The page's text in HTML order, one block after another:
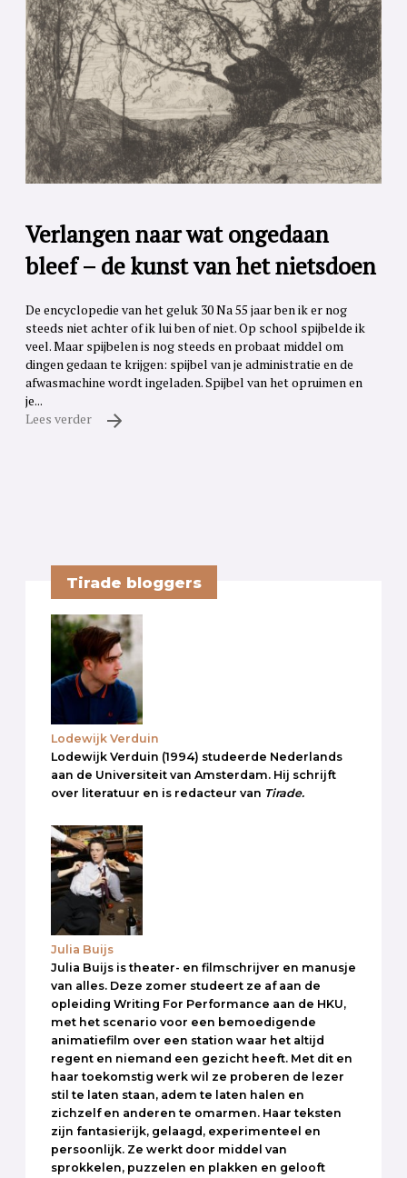
Verlangen naar wat ongedaan
bleef – de kunst van het nietsdoen
De encyclopedie van het geluk 30 Na 55 jaar ben ik er nog
steeds niet achter of ik lui ben of niet. Op school spijbelde ik
veel. Maar spijbelen is nog steeds en probaat middel om
dingen gedaan te krijgen: spijbel van je administratie en de
afwasmachine wordt ingeladen. Spijbel van het opruimen en
je...
Lees verder
Tirade bloggers
Lodewijk Verduin
Lodewijk Verduin (1994) studeerde Nederlands
aan de Universiteit van Amsterdam. Hij schrijft
over literatuur en is redacteur van Tirade.
Julia Buijs
Julia Buijs is theater- en filmschrijver en manusje
van alles. Deze zomer studeert ze af aan de
opleiding Writing For Performance aan de HKU,
met het scenario voor een bemoedigende
animatiefilm over een station waar het altijd
regent en niemand een gezicht heeft. Met dit en
haar toekomstig werk wil ze proberen de lezer
stil te laten staan, adem te laten halen en
zichzelf en anderen te omarmen. Haar teksten
zijn fantasierijk, gelaagd, experimenteel en
persoonlijk. Ze werkt door middel van
sprokkelen, puzzelen en plakken en gelooft